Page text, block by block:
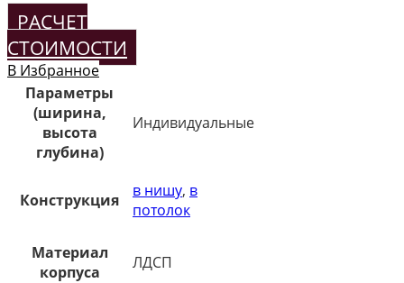
РАСЧЕТ
СТОИМОСТИ
В Избранное
Параметры
(ширина,
высота
глубина)
Индивидуальные
Конструкция в нишу, в
потолок
Материал
корпуса
ЛДСП